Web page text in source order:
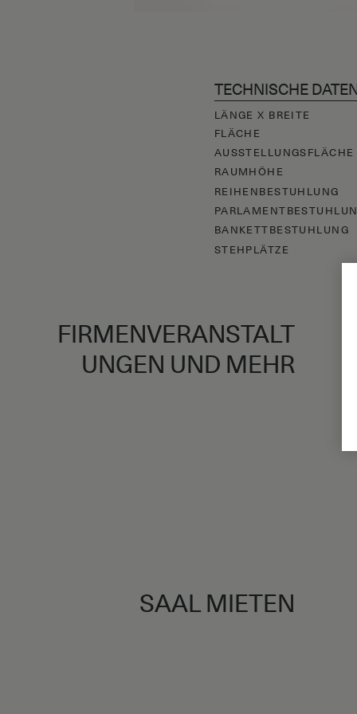
TECHNISCHE
LÄNGE X BREITE
FLÄCHE
AUSSTELLUNGSFLÄCHE
RAUMHÖHE
REIHENBESTUHLUNG
BANKETTBESTUHLUNG
STEHPLÄTZE
FIRMENVERANSTALT
UNGEN UND MEHR
SAAL MIETEN